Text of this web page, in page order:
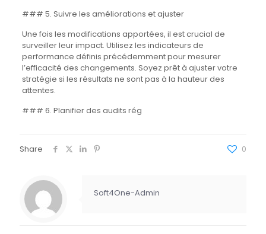
### 5. Suivre les améliorations et ajuster
Une fois les modifications apportées, il est crucial de
surveiller leur impact. Utilisez les indicateurs de
performance définis précédemment pour mesurer
l’efficacité des changements. Soyez prêt à ajuster votre
stratégie si les résultats ne sont pas à la hauteur des
attentes.
### 6. Planifier des audits rég
Share 0
Soft4One-Admin